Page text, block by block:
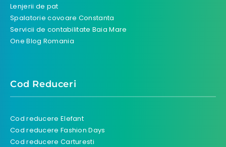
Lenjerii de pat
Spalatorie covoare Constanta
Servicii de contabilitate Baia Mare
One Blog Romania
Cod Reduceri
Cod reducere Elefant
Cod reducere Fashion Days
Cod reducere Carturesti